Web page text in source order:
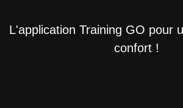
L'application Training GO pour
confort !